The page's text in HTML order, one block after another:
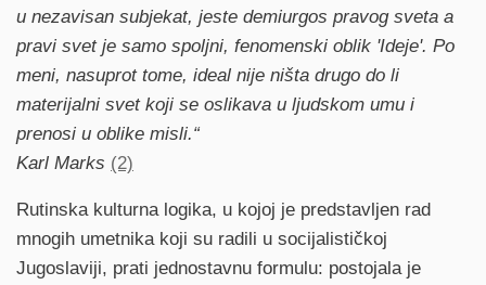
u nezavisan subjekat, jeste demiurgos pravog sveta a
pravi svet je samo spoljni, fenomenski oblik 'Ideje'. Po
meni, nasuprot tome, ideal nije ništa drugo do li
materijalni svet koji se oslikava u ljudskom umu i
prenosi u oblike misli.“
Karl Marks (2)
Rutinska kulturna logika, u kojoj je predstavljen rad
mnogih umetnika koji su radili u socijalističkoj
Jugoslaviji, prati jednostavnu formulu: postojala je